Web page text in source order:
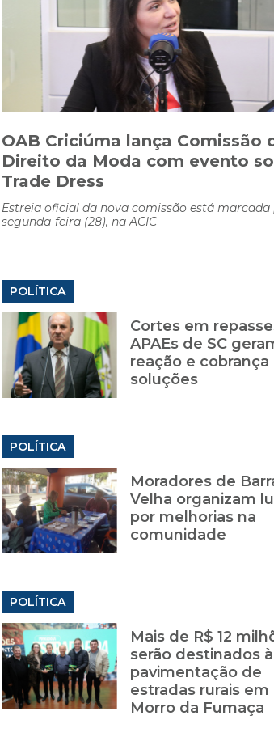
OAB Criciúma lança Comissão
Direito da Moda com evento
Trade Dress
Estreia oficial da nova comissão está marcada
segunda-feira (28), na ACIC
POLÍTICA
Cortes em
APAEs de SC
reação e cobrança
soluções
POLÍTICA
Moradores de
Velha organizam
por melhorias na
comunidade
POLÍTICA
Mais de R$ 12
serão destinados à
pavimentação de
estradas rurais em
Morro da Fumaça